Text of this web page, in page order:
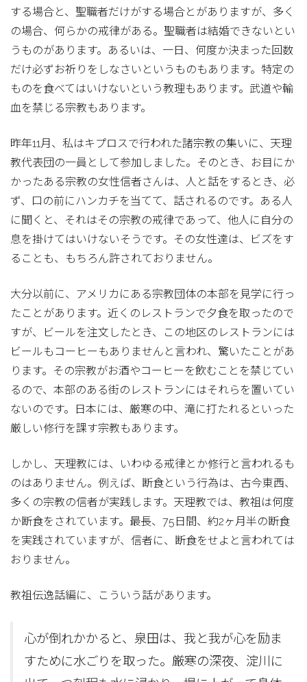
する場合と、聖職者だけがする場合とがありますが、多く
の場合、何らかの戒律がある。聖職者は結婚できないとい
うものがあります。あるいは、一日、何度か決まった回数
だけ必ずお祈りをしなさいというものもあります。特定の
ものを食べてはいけないという教理もあります。武道や輸
血を禁じる宗教もあります。
昨年11月、私はキプロスで行われた諸宗教の集いに、天理
教代表団の一員として参加しました。そのとき、お目にか
かったある宗教の女性信者さんは、人と話をするとき、必
ず、口の前にハンカチを当てて、話されるのです。ある人
に聞くと、それはその宗教の戒律であって、他人に自分の
息を掛けてはいけないそうです。その女性達は、ビズをす
ることも、もちろん許されておりません。
大分以前に、アメリカにある宗教団体の本部を見学に行っ
たことがあります。近くのレストランで夕食を取ったので
すが、ビールを注文したとき、この地区のレストランには
ビールもコーヒーもありませんと言われ、驚いたことがあ
ります。その宗教がお酒やコーヒーを飲むことを禁じてい
るので、本部のある街のレストランにはそれらを置いてい
ないのです。日本には、厳寒の中、滝に打たれるといった
厳しい修行を課す宗教もあります。
しかし、天理教には、いわゆる戒律とか修行と言われるも
のはありません。例えば、断食という行為は、古今東西、
多くの宗教の信者が実践します。天理教では、教祖は何度
か断食をされています。最長、75日間、約2ヶ月半の断食
を実践されていますが、信者に、断食をせよと言われては
おりません。
教祖伝逸話編に、こういう話があります。
心が倒れかかると、泉田は、我と我が心を励ま
すために水ごりを取った。厳寒の深夜、淀川に